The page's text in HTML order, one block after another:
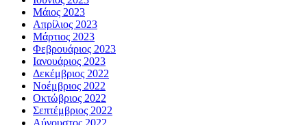
Μάιος 2023
Απρίλιος 2023
Μάρτιος 2023
Φεβρουάριος 2023
Ιανουάριος 2023
Δεκέμβριος 2022
Νοέμβριος 2022
Οκτώβριος 2022
Σεπτέμβριος 2022
Αύγουστος 2022